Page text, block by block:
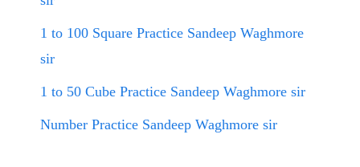
1 to 100 Square Practice Sandeep Waghmore
sir
1 to 50 Cube Practice Sandeep Waghmore sir
Number Practice Sandeep Waghmore sir